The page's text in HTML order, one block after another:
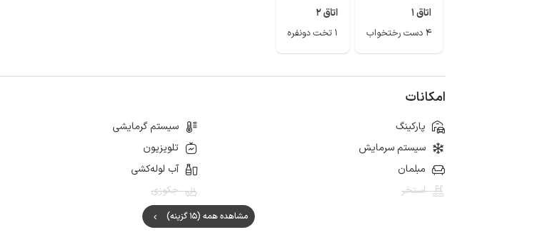
اتاق 1
4 دست رختخواب
اتاق 2
1 تخت دونفره
امکانات
پارکینگ
سیستم گرمایشی
سیستم سرمایش
تلویزیون
مبلمان
آب لوله‌کشی
استخر
جکوزی
مشاهده همه (15 گزینه)